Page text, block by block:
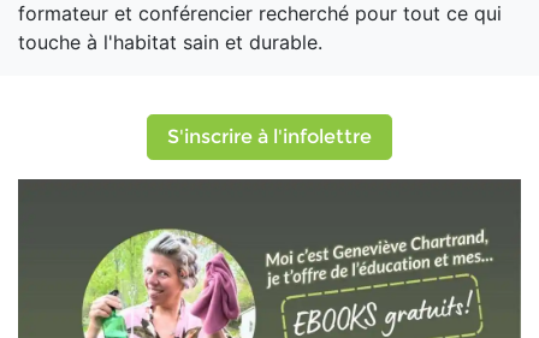
formateur et conférencier recherché pour tout ce qui
touche à l'habitat sain et durable.
S'inscrire à l'infolettre